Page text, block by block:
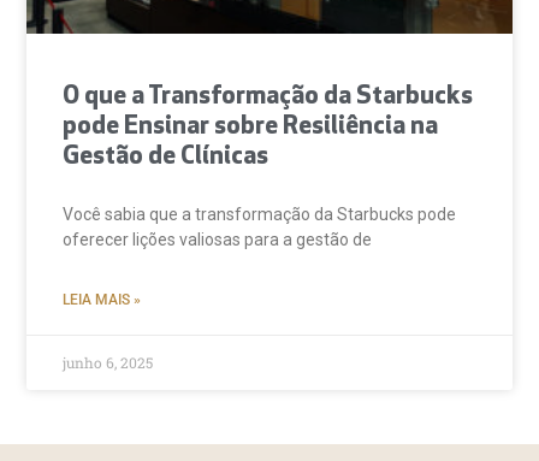
O que a Transformação da Starbucks
pode Ensinar sobre Resiliência na
Gestão de Clínicas
Você sabia que a transformação da Starbucks pode
oferecer lições valiosas para a gestão de
LEIA MAIS »
junho 6, 2025